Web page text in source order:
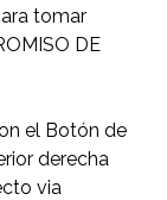
tomar
DE
el Botón de
derecha
via